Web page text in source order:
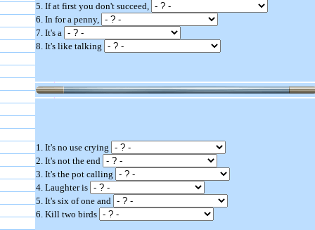
5. If at first you don't succeed,
6. In for a penny,
7. It's a
8. It's like talking
1. It's no use crying
2. It's not the end
3. It's the pot calling
4. Laughter is
5. It's six of one and
6. Kill two birds